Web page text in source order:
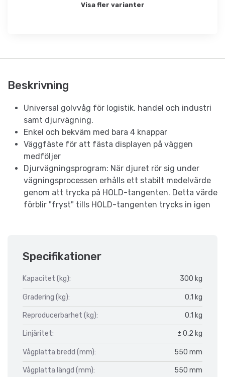
Visa fler varianter
Beskrivning
Universal golvvåg för logistik, handel och industri
samt djurvägning.
Enkel och bekväm med bara 4 knappar
Väggfäste för att fästa displayen på väggen
medföljer
Djurvägningsprogram: När djuret rör sig under
vägningsprocessen erhålls ett stabilt medelvärde
genom att trycka på HOLD-tangenten. Detta värde
förblir "fryst" tills HOLD-tangenten trycks in igen
Specifikationer
Kapacitet (kg): 300 kg
Gradering (kg): 0,1 kg
Reproducerbarhet (kg): 0,1 kg
Linjäritet: ± 0,2 kg
Vågplatta bredd (mm): 550 mm
Vågplatta längd (mm): 550 mm